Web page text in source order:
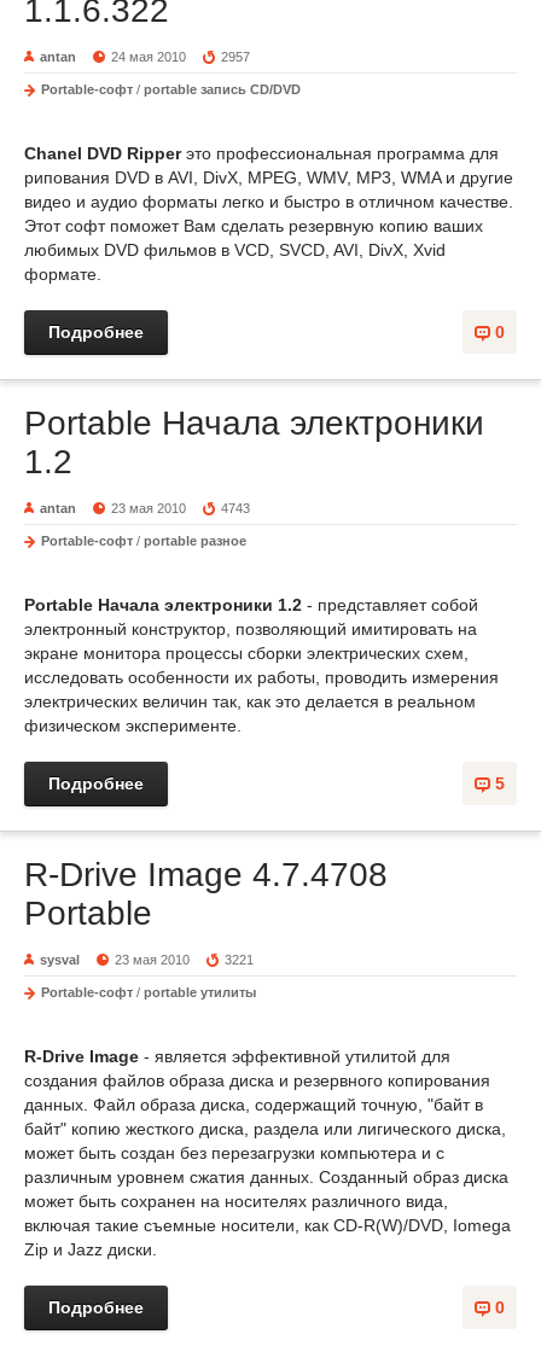
1.1.6.322
antan 24 мая 2010 2957
Portable-софт / portable запись CD/DVD
Chanel DVD Ripperэто профессиональная программа для
рипования DVD в AVI, DivX, MPEG, WMV, MP3, WMA и другие
видео и аудио форматы легко и быстро в отличном качестве.
Этот софт поможет Вам сделать резервную копию ваших
любимых DVD фильмов в VCD, SVCD, AVI, DivX, Xvid
формате.
0
Подробнее
Portable Начала электроники
1.2
antan 23 мая 2010 4743
Portable-софт / portable разное
Portable Начала электроники 1.2 - представляет собой
электронный конструктор, позволяющий имитировать на
экране монитора процессы сборки электрических схем,
исследовать особенности их работы, проводить измерения
электрических величин так, как это делается в реальном
физическом эксперименте.
5
Подробнее
R-Drive Image 4.7.4708
Portable
sysval 23 мая 2010 3221
Portable-софт / portable утилиты
R-Drive Image - является эффективной утилитой для
создания файлов образа диска и резервного копирования
данных. Файл образа диска, содержащий точную, "байт в
байт" копию жесткого диска, раздела или лигического диска,
может быть создан без перезагрузки компьютера и с
различным уровнем сжатия данных. Созданный образ диска
может быть сохранен на носителях различного вида,
включая такие съемные носители, как CD-R(W)/DVD, Iomega
Zip и Jazz диски.
0
Подробнее